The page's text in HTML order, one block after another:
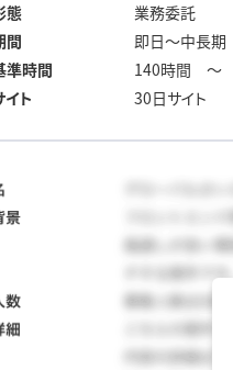
態
業務委託
間
即日～中長期
準時間
140時間 ～
ト
30日サイト